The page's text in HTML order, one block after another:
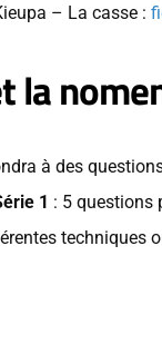
– La casse :
la
à des
1 : 5 questions
techniques